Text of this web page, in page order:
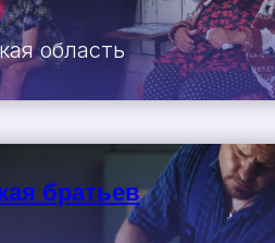
область
братьев